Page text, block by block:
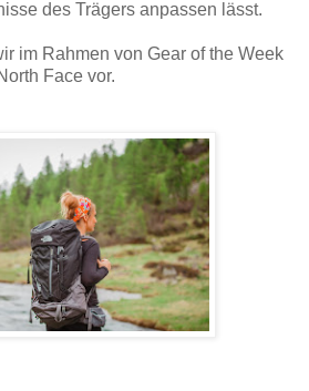
des Trägers anpassen lässt.
im Rahmen von Gear of the Week
Face vor.